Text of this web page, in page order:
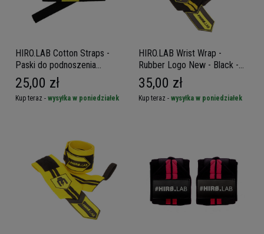
HIRO.LAB Cotton Straps -
Paski do podnoszenia
ciężarów
25,00 zł
Kup teraz - wysyłka w poniedziałek
HIRO.LAB Wrist Wrap -
Rubber Logo New - Black -
Opaski usztywniające na
nadgarstki
35,00 zł
Kup teraz - wysyłka w poniedziałek